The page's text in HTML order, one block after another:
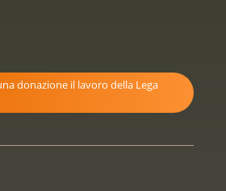
donazione il lavoro della Lega